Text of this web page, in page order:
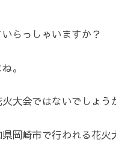
らっしゃいますか？
。
大会ではないでしょう
岡崎市で行われる花火